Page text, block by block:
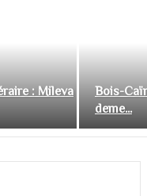
: Mileva
Bois-
deme...